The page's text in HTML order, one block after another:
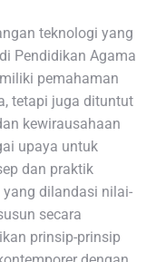
teknologi yang
Pendidikan Agama
pemahaman
tetapi juga dituntut
kewirausahaan
upaya untuk
dan praktik
dilandasi nilai-
secara
prinsip-prinsip